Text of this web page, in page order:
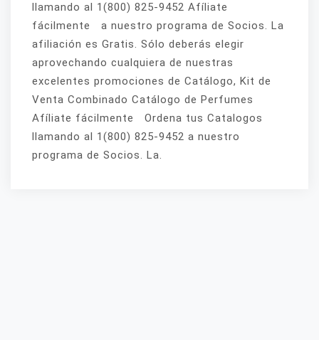
llamando al 1(800) 825-9452 Afíliate
fácilmente a nuestro programa de Socios. La
afiliación es Gratis. Sólo deberás elegir
aprovechando cualquiera de nuestras
excelentes promociones de Catálogo, Kit de
Venta Combinado Catálogo de Perfumes
Afíliate fácilmente Ordena tus Catalogos
llamando al 1(800) 825-9452 a nuestro
programa de Socios. La.